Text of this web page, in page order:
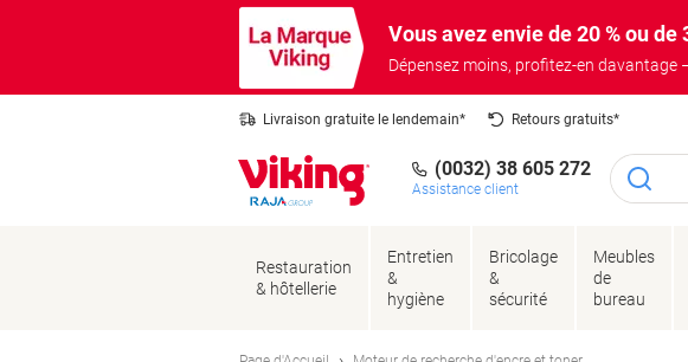
Vous avez envie de 20 % ou de
Dépensez moins, profitez-en davantage
Livraison gratuite le lendemain* Retours gratuits*
(0032) 38 605 272
Assistance client
Restauration
& hôtellerie
Entretien
&
hygiène
Bricolage
&
sécurité
Meubles
de
bureau